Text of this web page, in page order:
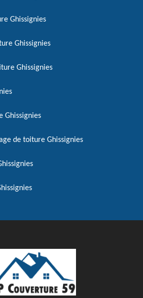
Ghissignies
Ghissignies
Ghissignies
Ghissignies
de toiture Ghissignies